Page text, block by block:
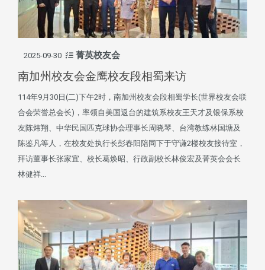
2025-09-30 菁英校友会
南加州校友会金鹰校友段相蜀来访
114年9月30日(二)下午2时，南加州校友会段相蜀学长(世界校友会联
合会荣誉总会长)，率领自美国返台的建筑系校友王天才及银保系校
友陈炜翔、中华民国匹克球协会理事长周晓琴、台湾教练林国塘及
陈鉴凡等人，在校友处执行长彭春阳陪同下于守谦2楼校友接待室，
拜访董事长张家宜、校长葛焕昭、行政副校长林俊宏及菁英会会长
林健祥...